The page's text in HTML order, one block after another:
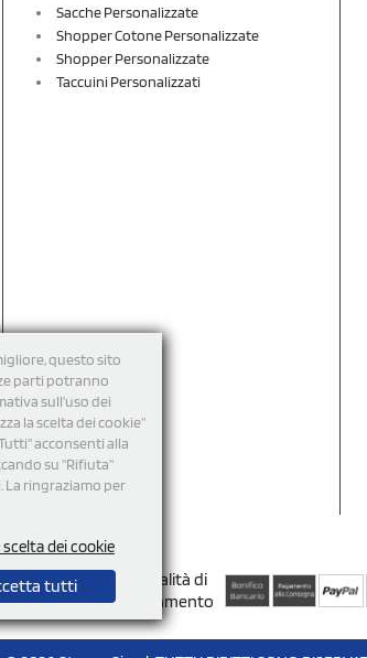
questo sito
parti potranno
sull’uso dei
la scelta dei cookie”
acconsenti alla
su "Rifiuta"
La ringraziamo per
scelta dei cookie
tutti
Sacche Personalizzate
Shopper Cotone Personalizzate
Shopper Personalizzate
Taccuini Personalizzati
Modalità di
Pagamento